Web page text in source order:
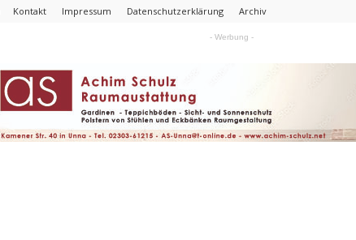
Kontakt Impressum Datenschutzerklärung Archiv
- Werbung -